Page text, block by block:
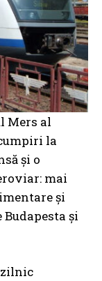
Mers al
la
și o
mai
și
și